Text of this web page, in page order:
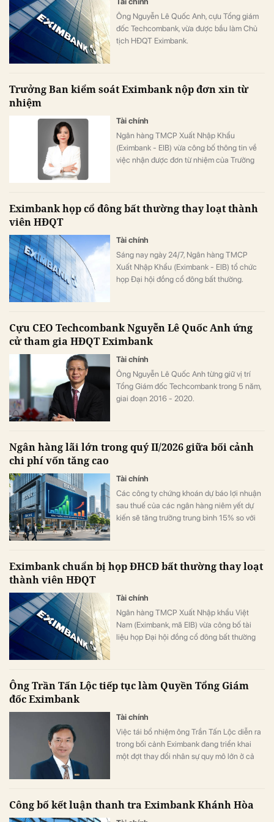
Ông Nguyễn Lê Quốc Anh, cựu Tổng giám
đốc Techcombank, vừa được bầu làm Chủ
tịch HĐQT Eximbank.
Trưởng Ban kiểm soát Eximbank nộp đơn xin từ
nhiệm
Tài chính
Ngân hàng TMCP Xuất Nhập Khẩu
(Eximbank - EIB) vừa công bố thông tin về
việc nhận được đơn từ nhiệm của Trưởng
Eximbank họp cổ đông bất thường thay loạt thành
viên HĐQT
Tài chính
Sáng nay ngày 24/7, Ngân hàng TMCP
Xuất Nhập Khẩu (Eximbank - EIB) tổ chức
họp Đại hội đồng cổ đông bất thường.
Cựu CEO Techcombank Nguyễn Lê Quốc Anh ứng
cử tham gia HĐQT Eximbank
Tài chính
Ông Nguyễn Lê Quốc Anh từng giữ vị trí
Tổng Giám đốc Techcombank trong 5 năm,
giai đoạn 2016 - 2020.
Ngân hàng lãi lớn trong quý II/2026 giữa bối cảnh
chi phí vốn tăng cao
Tài chính
Các công ty chứng khoán dự báo lợi nhuận
sau thuế của các ngân hàng niêm yết dự
kiến sẽ tăng trưởng trung bình 15% so với
Eximbank chuẩn bị họp ĐHCĐ bất thường thay loạt
thành viên HĐQT
Tài chính
Ngân hàng TMCP Xuất Nhập khẩu Việt
Nam (Eximbank, mã EIB) vừa công bố tài
liệu họp Đại hội đồng cổ đông bất thường
ảnh, ghi âm nếu không được sự đồng ý của
Ông Trần Tấn Lộc tiếp tục làm Quyền Tổng Giám
đốc Eximbank
Tài chính
Việc tái bổ nhiệm ông Trần Tấn Lộc diễn ra
trong bối cảnh Eximbank đang triển khai
một đợt thay đổi nhân sự quy mô lớn ở cả
Công bố kết luận thanh tra Eximbank Khánh Hòa